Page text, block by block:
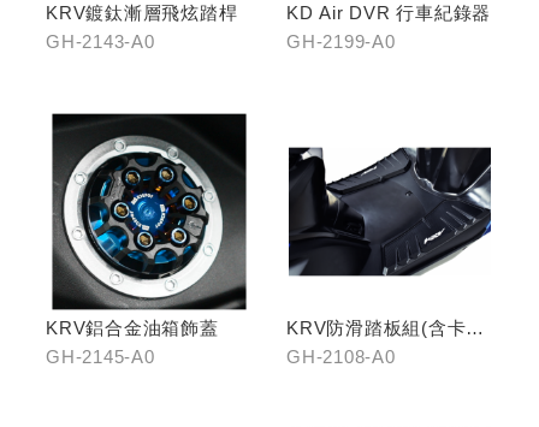
KRV鍍鈦漸層飛炫踏桿
GH-2143-A0
KD Air DVR 行車紀錄器
GH-2199-A0
KRV鋁合金油箱飾蓋
GH-2145-A0
KRV防滑踏板組(含卡夢
飾片)
GH-2108-A0